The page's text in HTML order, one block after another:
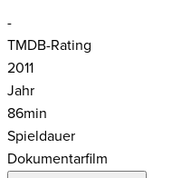
-
TMDB-Rating
2011
Jahr
86min
Spieldauer
Dokumentarfilm